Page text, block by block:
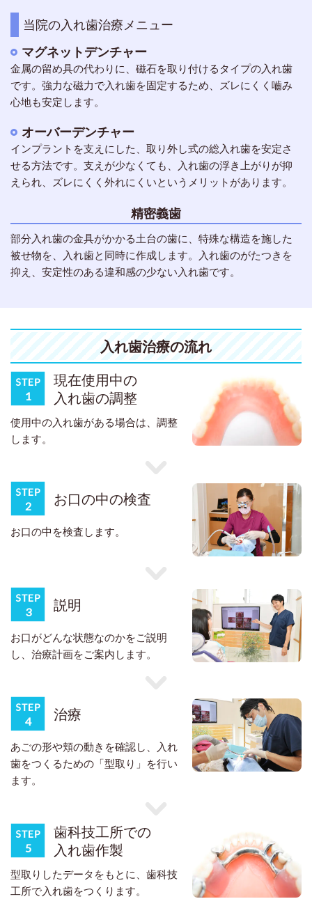
当院の入れ歯治療メニュー
マグネットデンチャー
金属の留め具の代わりに、磁石を取り付けるタイプの入れ歯
です。強力な磁力で入れ歯を固定するため、ズレにくく嚙み
心地も安定します。
オーバーデンチャー
インプラントを支えにした、取り外し式の総入れ歯を安定さ
せる方法です。支えが少なくても、入れ歯の浮き上がりが抑
えられ、ズレにくく外れにくいというメリットがあります。
精密義歯
部分入れ歯の金具がかかる土台の歯に、特殊な構造を施した
被せ物を、入れ歯と同時に作成します。入れ歯のがたつきを
抑え、安定性のある違和感の少ない入れ歯です。
入れ歯治療の流れ
現在使用中の
入れ歯の調整
使用中の入れ歯がある場合は、調整
します。
お口の中の検査
お口の中を検査します。
説明
お口がどんな状態なのかをご説明
し、治療計画をご案内します。
治療
あごの形や頬の動きを確認し、入れ
歯をつくるための「型取り」を行い
ます。
歯科技工所での
入れ歯作製
型取りしたデータをもとに、歯科技
工所で入れ歯をつくります。